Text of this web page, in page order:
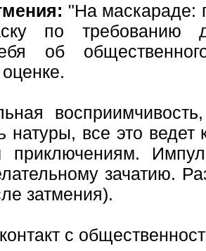
"На маскараде:
по требованию
об
натуры, все это
зачатию.
затмения).
с